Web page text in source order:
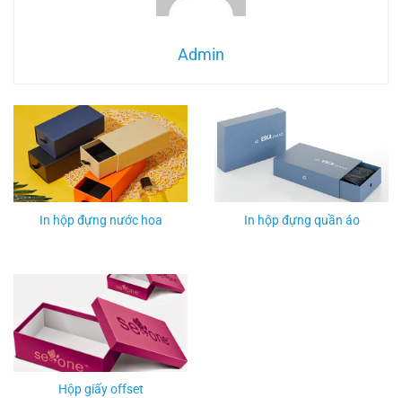
Admin
In hộp đựng nước hoa In hộp đựng quần áo
Hộp giấy offset